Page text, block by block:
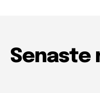
Senaste